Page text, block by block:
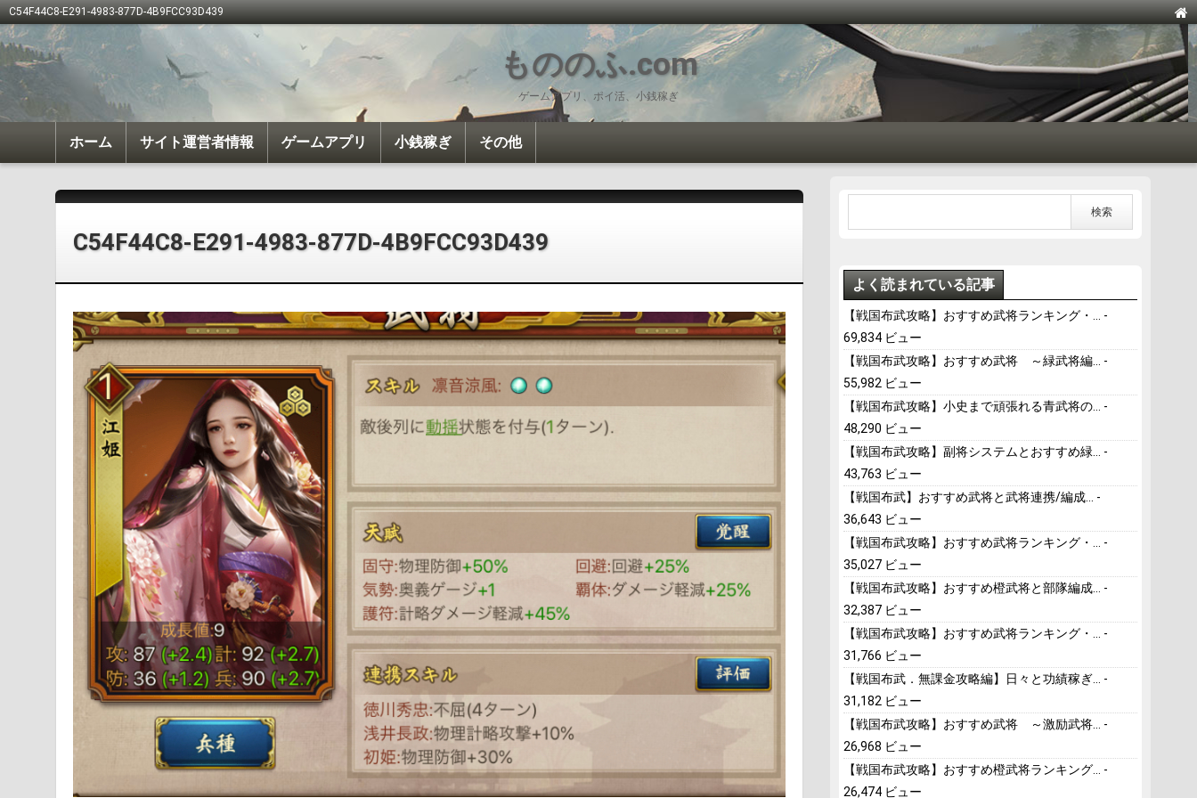
C54F44C8-E291-4983-877D-4B9FCC93D439
もののふ.com
ゲームアプリ、ポイ活、小銭稼ぎ
ホーム サイト運営者情報 ゲームアプリ 小銭稼ぎ その他
C54F44C8-E291-4983-877D-4B9FCC93D439
よく読まれている記事
【戦国布武攻略】おすすめ武将ランキング・...
-
69,834 ビュー
【戦国布武攻略】おすすめ武将 ～緑武将編...
-
55,982 ビュー
【戦国布武攻略】小史まで頑張れる青武将の...
-
48,290 ビュー
【戦国布武攻略】副将システムとおすすめ緑...
-
43,763 ビュー
【戦国布武】おすすめ武将と武将連携/編成...
-
36,643 ビュー
【戦国布武攻略】おすすめ武将ランキング・...
-
35,027 ビュー
【戦国布武攻略】おすすめ橙武将と部隊編成...
-
32,387 ビュー
【戦国布武攻略】おすすめ武将ランキング・...
-
31,766 ビュー
【戦国布武．無課金攻略編】日々と功績稼ぎ...
-
31,182 ビュー
【戦国布武攻略】おすすめ武将 ～激励武将...
-
26,968 ビュー
【戦国布武攻略】おすすめ橙武将ランキング...
-
26,474 ビュー